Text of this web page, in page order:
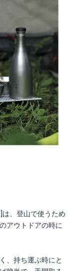
は、登山で使うため
アウトドアの時に
、持ち運ぶ時にと